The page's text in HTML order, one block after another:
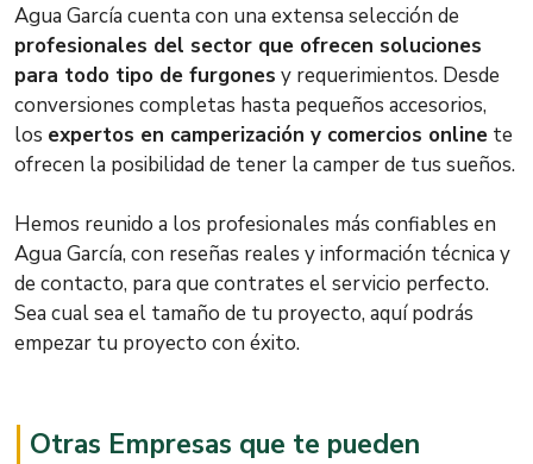
Agua García cuenta con una extensa selección de
profesionales del sector que ofrecen soluciones
para todo tipo de furgones y requerimientos. Desde
conversiones completas hasta pequeños accesorios,
los expertos en camperización y comercios online te
ofrecen la posibilidad de tener la camper de tus sueños.
Hemos reunido a los profesionales más confiables en
Agua García, con reseñas reales y información técnica y
de contacto, para que contrates el servicio perfecto.
Sea cual sea el tamaño de tu proyecto, aquí podrás
empezar tu proyecto con éxito.
Otras Empresas que te pueden